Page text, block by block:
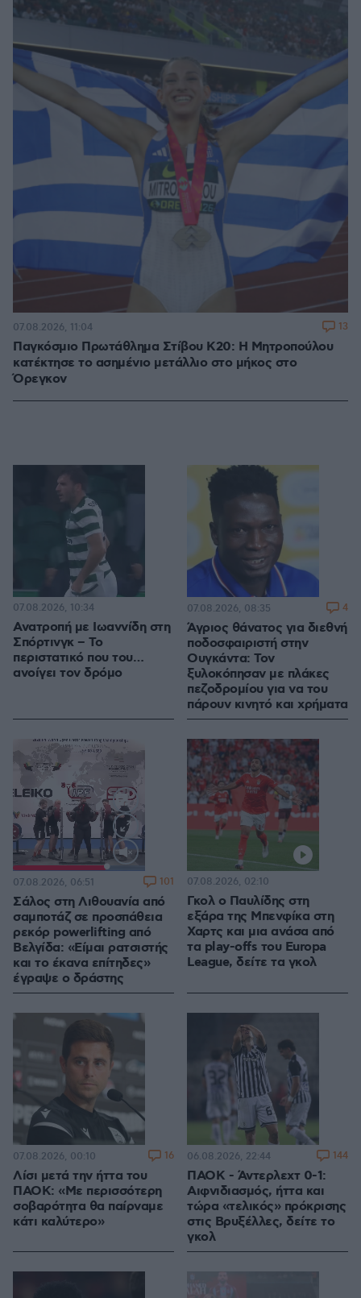
Παγκόσμιο Πρωτάθλημα Στίβου Κ20: Η Μητροπούλου
κατέκτησε το ασημένιο μετάλλιο στο μήκος στο
Όρεγκον
07.08.2026, 11:04 13
Ανατροπή με Ιωαννίδη στη
Σπόρτινγκ – Το
περιστατικό που του…
ανοίγει τον δρόμο
07.08.2026, 10:34
Άγριος θάνατος για διεθνή
ποδοσφαιριστή στην
Ουγκάντα: Τον
ξυλοκόπησαν με πλάκες
πεζοδρομίου για να του
πάρουν κινητό και χρήματα
07.08.2026, 08:35 4
Loaded:
100.00%
Σάλος στη Λιθουανία από
σαμποτάζ σε προσπάθεια
ρεκόρ powerlifting από
Βελγίδα: «Είμαι ρατσιστής
και το έκανα επίτηδες»
έγραψε ο δράστης
07.08.2026, 06:51 101
Γκολ ο Παυλίδης στη
εξάρα της Μπενφίκα στη
Χαρτς και μια ανάσα από
τα play-offs του Europa
League, δείτε τα γκολ
07.08.2026, 02:10
Λίσι μετά την ήττα του
ΠΑΟΚ: «Με περισσότερη
σοβαρότητα θα παίρναμε
κάτι καλύτερο»
07.08.2026, 00:10 16
ΠΑΟΚ - Άντερλεχτ 0-1:
Αιφνιδιασμός, ήττα και
τώρα «τελικός» πρόκρισης
στις Βρυξέλλες, δείτε το
γκολ
06.08.2026, 22:44 144